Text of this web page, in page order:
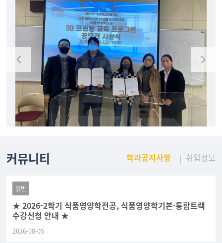
커뮤니티 학과공지사항 취업정보
일반
★ 2026-2학기 식품영양학전공, 식품영양학기본·통합트랙
수강신청 안내 ★
2026-08-05